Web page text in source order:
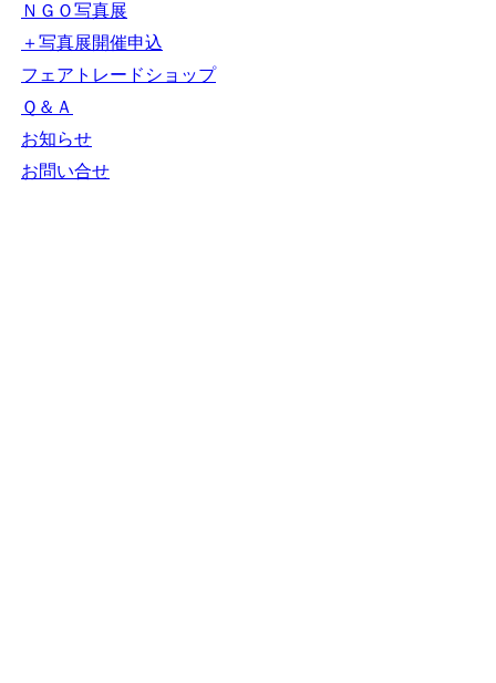
ＮＧＯ写真展
＋写真展開催申込
フェアトレードショップ
Ｑ＆Ａ
お知らせ
お問い合せ